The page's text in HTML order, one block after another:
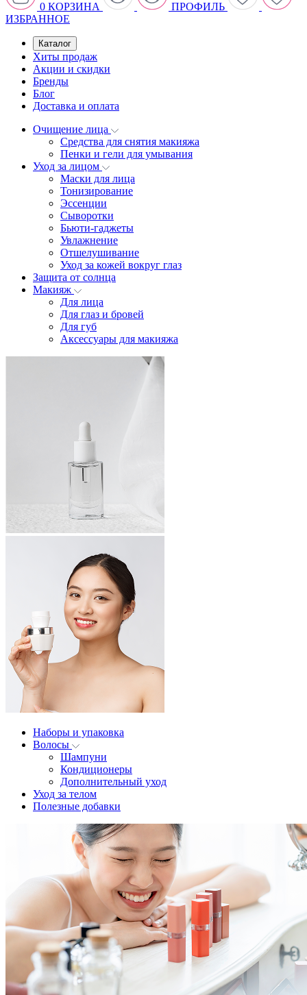
0 КОРЗИНА
ПРОФИЛЬ
ИЗБРАННОЕ
Каталог
Хиты продаж
Акции и скидки
Бренды
Блог
Доставка и оплата
Очищение лица
Средства для снятия макияжа
Пенки и гели для умывания
Уход за лицом
Маски для лица
Тонизирование
Эссенции
Сыворотки
Бьюти-гаджеты
Увлажнение
Отшелушивание
Уход за кожей вокруг глаз
Защита от солнца
Макияж
Для лица
Для глаз и бровей
Для губ
Аксессуары для макияжа
Наборы и упаковка
Волосы
Шампуни
Кондиционеры
Дополнительный уход
Уход за телом
Полезные добавки